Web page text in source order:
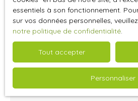
€ /mois HT HC
essentiels à son fonctionnement.
sur vos données personnelles,
notre politique de confidentialité.
Tout accepter
Personnaliser